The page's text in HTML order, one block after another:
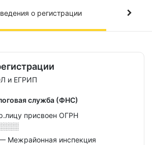
о регистрации
и ЕГРИП
служба (ФНС)
присвоен ОГРН
Межрайонная инспекция